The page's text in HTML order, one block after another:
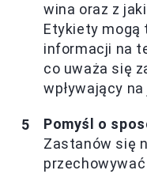
wina oraz z
Etykiety mogą
informacji na
co uważa się
wpływający
Pomyśl o
Zastanów się